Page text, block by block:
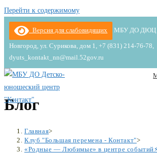
Перейти к содержимому
Версия для слабовидящих МБУ ДО ДЮЦ
Новгород, ул. Сурикова, дом 1, +7 (831) 214-76-78,
dyuts_kontakt_nn@mail.52gov.ru
Блог
Главная>
Клуб "Большая перемена - Контакт">
«Родные — Любимые» в центре